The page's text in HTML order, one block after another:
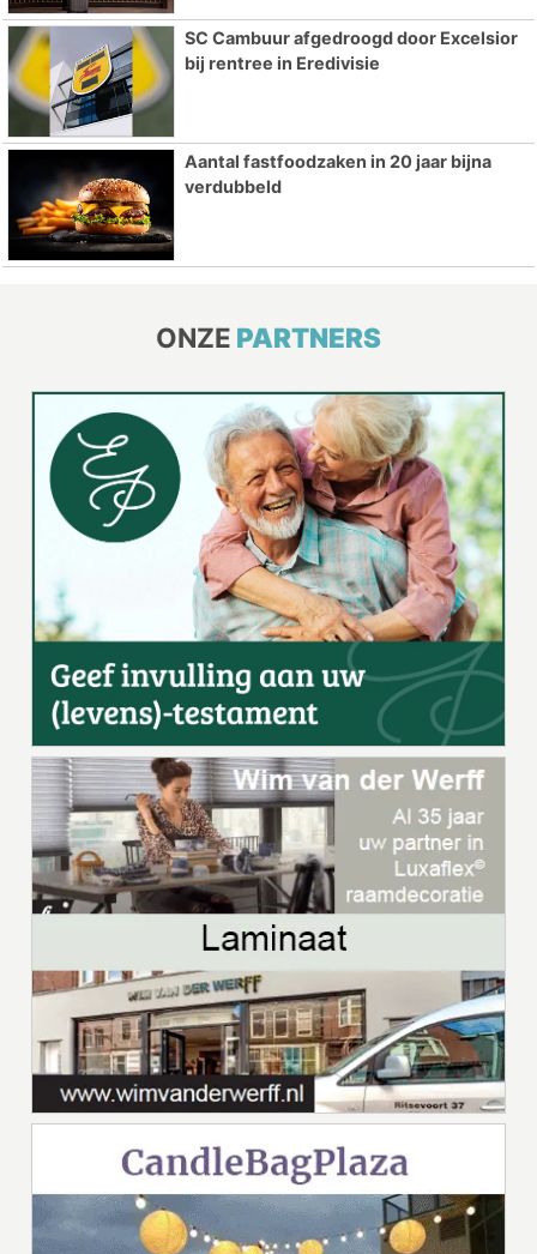
SC Cambuur afgedroogd door Excelsior
bij rentree in Eredivisie
Aantal fastfoodzaken in 20 jaar bijna
verdubbeld
ONZE PARTNERS